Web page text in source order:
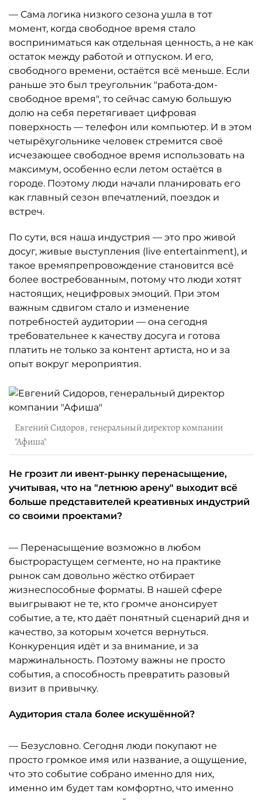
— Сама логика низкого сезона ушла в тот
момент, когда свободное время стало
восприниматься как отдельная ценность, а не как
остаток между работой и отпуском. И его,
свободного времени, остаётся всё меньше. Если
раньше это был треугольник "работа-дом-
свободное время", то сейчас самую большую
долю на себя перетягивает цифровая
поверхность — телефон или компьютер. И в этом
четырёхугольнике человек стремится своё
исчезающее свободное время использовать на
максимум, особенно если летом остаётся в
городе. Поэтому люди начали планировать его
как главный сезон впечатлений, поездок и
встреч.
По сути, вся наша индустрия — это про живой
досуг, живые выступления (live entertainment), и
такое времяпрепровождение становится всё
более востребованным, потому что люди хотят
настоящих, нецифровых эмоций. При этом
важным сдвигом стало и изменение
потребностей аудитории — она сегодня
требовательнее к качеству досуга и готова
платить не только за контент артиста, но и за
опыт вокруг мероприятия.
Евгений Сидоров, генеральный директор компании
"Афиша"
Не грозит ли ивент-рынку перенасыщение,
учитывая, что на "летнюю арену" выходит всё
больше представителей креативных индустрий
со своими проектами?
— Перенасыщение возможно в любом
быстрорастущем сегменте, но на практике
рынок сам довольно жёстко отбирает
жизнеспособные форматы. В нашей сфере
выигрывают не те, кто громче анонсирует
событие, а те, кто даёт понятный сценарий дня и
качество, за которым хочется вернуться.
Конкуренция идёт и за внимание, и за
маржинальность. Поэтому важны не просто
события, а способность превратить разовый
визит в привычку.
Аудитория стала более искушённой?
— Безусловно. Сегодня люди покупают не
просто громкое имя или название, а ощущение,
что это событие собрано именно для них,
именно им будет там комфортно, что именно